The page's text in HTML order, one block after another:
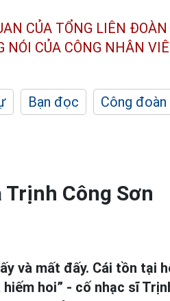
CỦA TỔNG LIÊN ĐOÀN
NÓI CỦA CÔNG NHÂN
Bạn đọc Công đoàn
Công Sơn
và mất đấy. Cái tồn tại
hoi” - cố nhạc sĩ